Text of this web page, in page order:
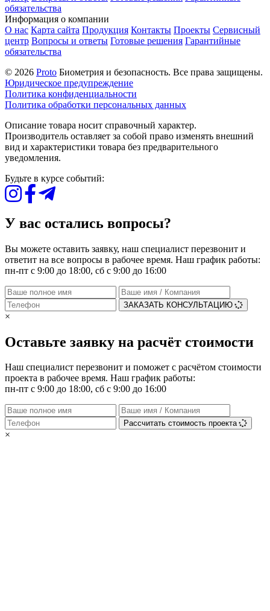
обязательства
Информация о компании
О нас Карта сайта Продукция Контакты Проекты Сервисный
центр Вопросы и ответы Готовые решения Гарантийные
обязательства
© 2026 Proto Биометрия и безопасность. Все права защищены.
Юридическое предупреждение
Политика конфиденциальности
Политика обработки персональных данных
Описание товара носит справочный характер.
Производитель оставляет за собой право изменять внешний
вид и характеристики товара без предварительного
уведомления.
Будьте в курсе событий:
У вас остались вопросы?
Вы можете оставить заявку, наш специалист перезвонит и
ответит на все вопросы в рабочее время. Наш график работы:
пн-пт с 9:00 до 18:00, сб с 9:00 до 16:00
ЗАКАЗАТЬ КОНСУЛЬТАЦИЮ
×
Оставьте заявку на расчёт стоимости
Наш специалист перезвонит и поможет с расчётом стоимости
проекта в рабочее время. Наш график работы:
пн-пт с 9:00 до 18:00, сб с 9:00 до 16:00
Рассчитать стоимость проекта
×